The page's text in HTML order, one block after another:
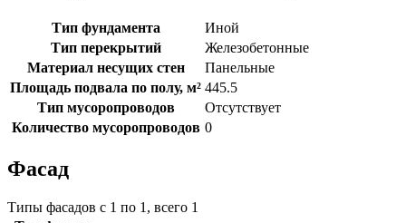
Тип фундамента
Иной
Тип перекрытий
Железобетонные
Материал несущих стен
Панельные
Площадь подвала по полу, м² 445.5
Тип мусоропроводов
Отсутствует
Количество мусоропроводов 0
Фасад
Типы фасадов с 1 по 1, всего 1